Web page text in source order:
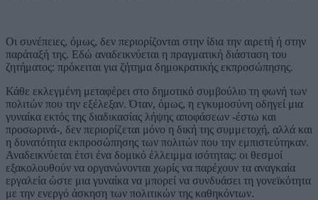
Οι συνέπειες, όμως, δεν περιορίζονται στην ίδια την αιρετή ή στην
παράταξή της. Εδώ αναδεικνύεται η πραγματική διάσταση του
ζητήματος: πρόκειται για ζήτημα δημοκρατικής εκπροσώπησης.
Κάθε εκλεγμένη μεταφέρει στο δημοτικό συμβούλιο τη φωνή των
πολιτών που την εξέλεξαν. Όταν, όμως, η εγκυμοσύνη οδηγεί μια
γυναίκα εκτός της διαδικασίας λήψης αποφάσεων -έστω και
προσωρινά-, δεν περιορίζεται μόνο η δική της συμμετοχή, αλλά και
η δυνατότητα εκπροσώπησης των πολιτών που την εμπιστεύτηκαν.
Αναδεικνύεται έτσι ένα δομικό έλλειμμα ισότητας: οι θεσμοί
εξακολουθούν να οργανώνονται χωρίς να παρέχουν τα αναγκαία
εργαλεία ώστε μια γυναίκα να μπορεί να συνδυάσει τη γονεϊκότητα
με την ενεργό άσκηση των πολιτικών της καθηκόντων.